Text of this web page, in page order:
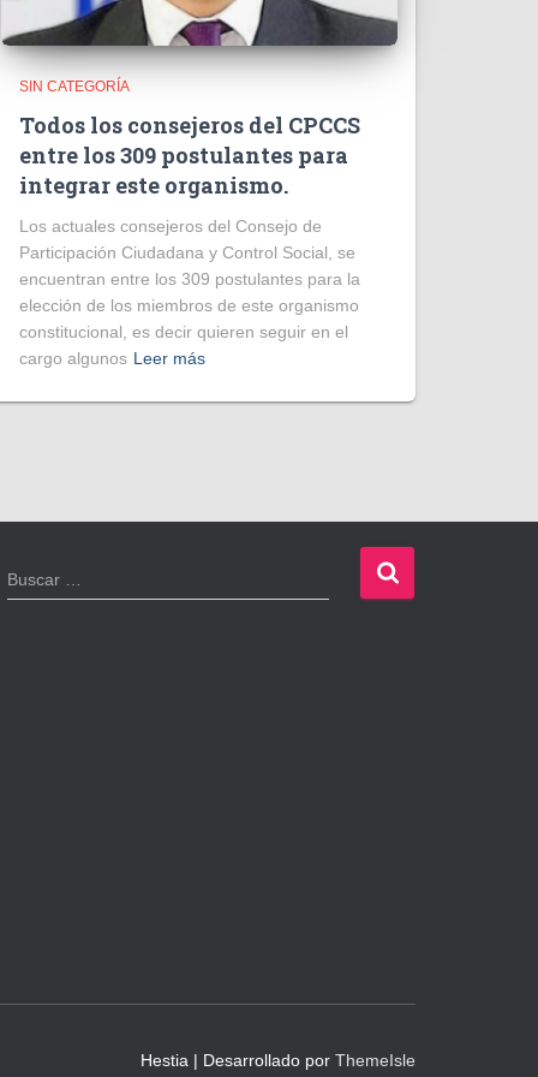
SIN CATEGORÍA
Todos los consejeros del CPCCS
entre los 309 postulantes para
integrar este organismo.
Los actuales consejeros del Consejo de
Participación Ciudadana y Control Social, se
encuentran entre los 309 postulantes para la
elección de los miembros de este organismo
constitucional, es decir quieren seguir en el
cargo algunos Leer más
B
u
Buscar …
Hestia | Desarrollado por ThemeIsle